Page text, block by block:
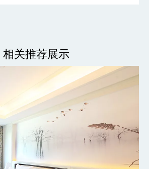
相关推荐展示